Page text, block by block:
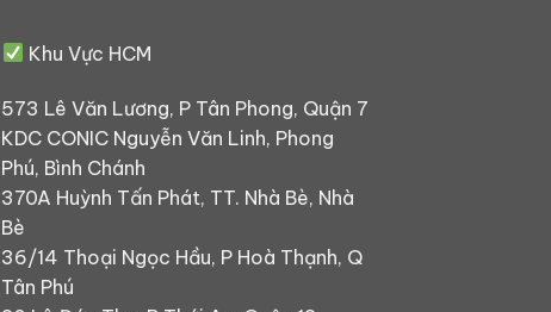
Khu Vực HCM
573 Lê Văn Lương, P Tân Phong, Quận 7
KDC CONIC Nguyễn Văn Linh, Phong
Phú, Bình Chánh
370A Huỳnh Tấn Phát, TT. Nhà Bè, Nhà
Bè
36/14 Thoại Ngọc Hầu, P Hoà Thạnh, Q
Tân Phú